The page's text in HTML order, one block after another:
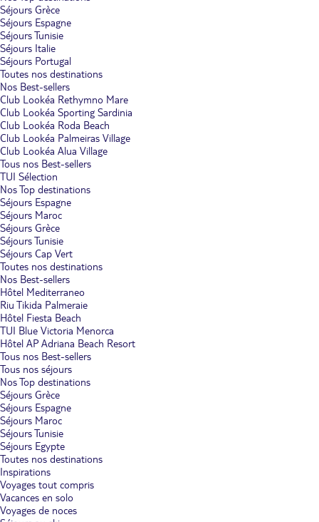
Séjours Grèce
Séjours Espagne
Séjours Tunisie
Séjours Italie
Séjours Portugal
Toutes nos destinations
Nos Best-sellers
Club Lookéa Rethymno Mare
Club Lookéa Sporting Sardinia
Club Lookéa Roda Beach
Club Lookéa Palmeiras Village
Club Lookéa Alua Village
Tous nos Best-sellers
TUI Sélection
Nos Top destinations
Séjours Espagne
Séjours Maroc
Séjours Grèce
Séjours Tunisie
Séjours Cap Vert
Toutes nos destinations
Nos Best-sellers
Hôtel Mediterraneo
Riu Tikida Palmeraie
Hôtel Fiesta Beach
TUI Blue Victoria Menorca
Hôtel AP Adriana Beach Resort
Tous nos Best-sellers
Tous nos séjours
Nos Top destinations
Séjours Grèce
Séjours Espagne
Séjours Maroc
Séjours Tunisie
Séjours Egypte
Toutes nos destinations
Inspirations
Voyages tout compris
Vacances en solo
Voyages de noces